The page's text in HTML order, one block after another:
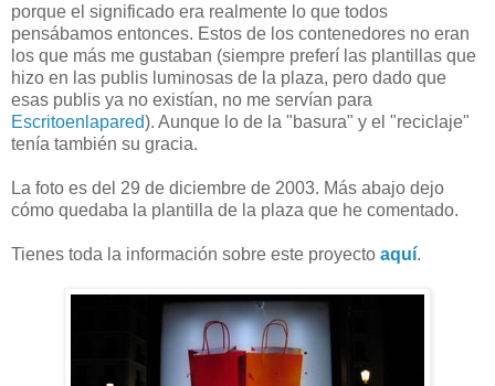
porque el significado era realmente lo que todos
pensábamos entonces. Estos de los contenedores no eran
los que más me gustaban (siempre preferí las plantillas que
hizo en las publis luminosas de la plaza, pero dado que
esas publis ya no existían, no me servían para
Escritoenlapared). Aunque lo de la "basura" y el "reciclaje"
tenía también su gracia.
La foto es del 29 de diciembre de 2003. Más abajo dejo
cómo quedaba la plantilla de la plaza que he comentado.
Tienes toda la información sobre este proyecto aquí.